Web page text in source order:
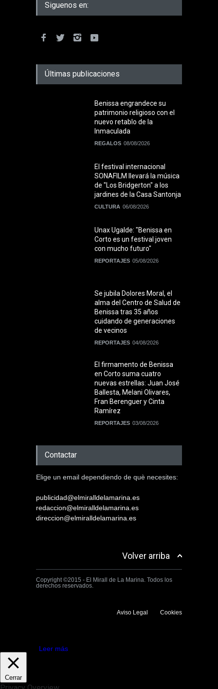
Siguenos en:
Últimas publicaciones
Benissa engrandece su
patrimonio religioso con el
nuevo retablo de la
Inmaculada
REGALOS 08/08/2026
El festival internacional
SONAFILM llevará la música
de "Los Bridgerton" a los
jardines de la Casa Santonja
CULTURA 06/08/2026
Unax Ugalde: "Benissa en
Corto es un festival joven
con mucho futuro"
REPORTAJES 05/08/2026
Se jubila Dolores Moral, el
alma del Centro de Salud de
Benissa tras 35 años
cuidando de generaciones
de vecinos
REPORTAJES 04/08/2026
El firmamento de Benissa
en Corto suma cuatro
nuevas estrellas: Juan José
Ballesta, Melani Olivares,
Fran Berenguer y Cinta
Ramírez
REPORTAJES 03/08/2026
Contactar
Elige un email dependiendo de què necesites:
publicidad@elmiralldelamarina.es
redaccion@elmiralldelamarina.es
direccion@elmiralldelamarina.es
Volver arriba
Copyright ©2015 - El Mirall de La Marina. Todos los
derechos reservados.
Aviso Legal Cookies
Leer más
Cerrar